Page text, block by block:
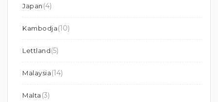
Japan (4)
Kambodja(10)
Lettland(5)
Malaysia(14)
Malta (3)